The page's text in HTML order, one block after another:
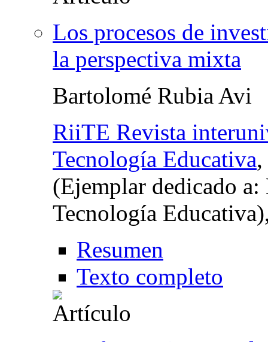
Los procesos de
la perspectiva mixta
Bartolomé Rubia Avi
RiiTE Revista
Tecnología Educativa,
(Ejemplar dedicado
Tecnología
Resumen
Texto completo